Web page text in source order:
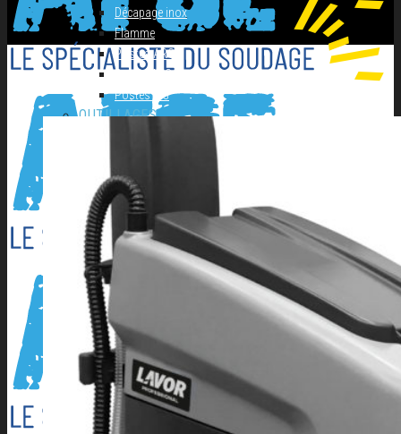
Décapage inox
Flamme
Postes ARC
Postes MIG
Postes TIG
OUTILLAGES
Outillage électroportatif
Outillage Pneumatique
CONSOMMABLES
Abrasifs
Cartouche Silicone
Flamme
Lames de scies à ruban
Torches et accessoires ARC
Torches et accessoires MIG
Torches et accessoires TIG
PRODUITS D’APPORT
Métaux d’apport ARC
Métaux d’apport MIG